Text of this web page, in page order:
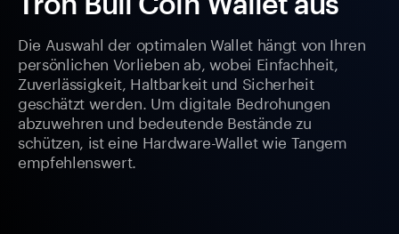
Die Auswahl der optimalen Wallet hängt von Ihren
persönlichen Vorlieben ab, wobei Einfachheit,
Zuverlässigkeit, Haltbarkeit und Sicherheit
geschätzt werden. Um digitale Bedrohungen
abzuwehren und bedeutende Bestände zu
schützen, ist eine Hardware-Wallet wie Tangem
empfehlenswert.